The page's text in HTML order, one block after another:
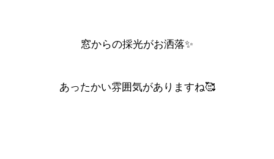
窓からの採光がお洒落✨
あったかい雰囲気がありますね🥰